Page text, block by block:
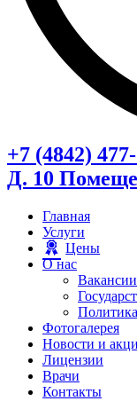
+7 (4842)
Д. 10
Главная
Услуги
Цены
О нас
Вакансии
Фотогалерея
Новости и
Лицензии
Врачи
Контакты